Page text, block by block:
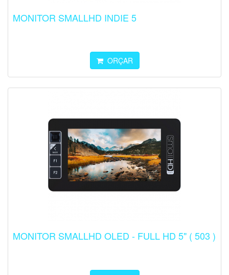
MONITOR SMALLHD INDIE 5
ORÇAR
MONITOR SMALLHD OLED - FULL HD 5" ( 503 )